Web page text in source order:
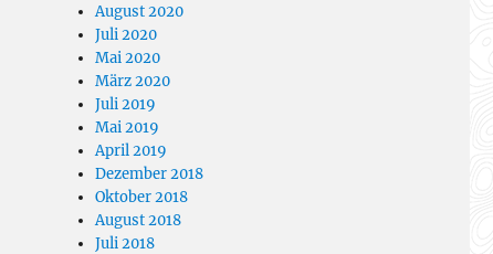
August 2020
Juli 2020
Mai 2020
März 2020
Juli 2019
Mai 2019
April 2019
Dezember 2018
Oktober 2018
August 2018
Juli 2018